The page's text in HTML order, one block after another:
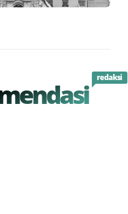
redaksi